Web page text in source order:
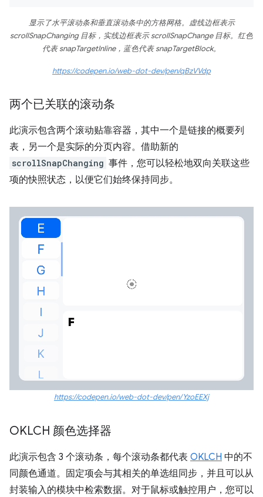
显示了水平滚动条和垂直滚动条中的方格网格。虚线边框表示
scrollSnapChanging 目标，实线边框表示 scrollSnapChange 目标。红色
代表 snapTargetInline，蓝色代表 snapTargetBlock。
https://codepen.io/web-dot-dev/pen/qBzVVdp
两个已关联的滚动条
此演示包含两个滚动贴靠容器，其中一个是链接的概要列
表，另一个是实际的分页内容。借助新的
scrollSnapChanging 事件，您可以轻松地双向关联这些
项的快照状态，以便它们始终保持同步。
https://codepen.io/web-dot-dev/pen/YzoEEXj
OKLCH 颜色选择器
此演示包含 3 个滚动条，每个滚动条都代表 OKLCH 中的不
同颜色通道。固定项会与其相关的单选组同步，并且可以从
封装输入的模块中检索数据。对于鼠标或触控用户，您可以